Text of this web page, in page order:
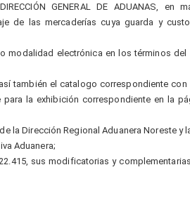
GENERAL DE ADUANAS, en
de las mercaderías cuya guarda y
modalidad electrónica en los términos del
también el catalogo correspondiente con
la exhibición correspondiente en la
la Dirección Regional Aduanera Noreste y
Aduanera;
sus modificatorias y